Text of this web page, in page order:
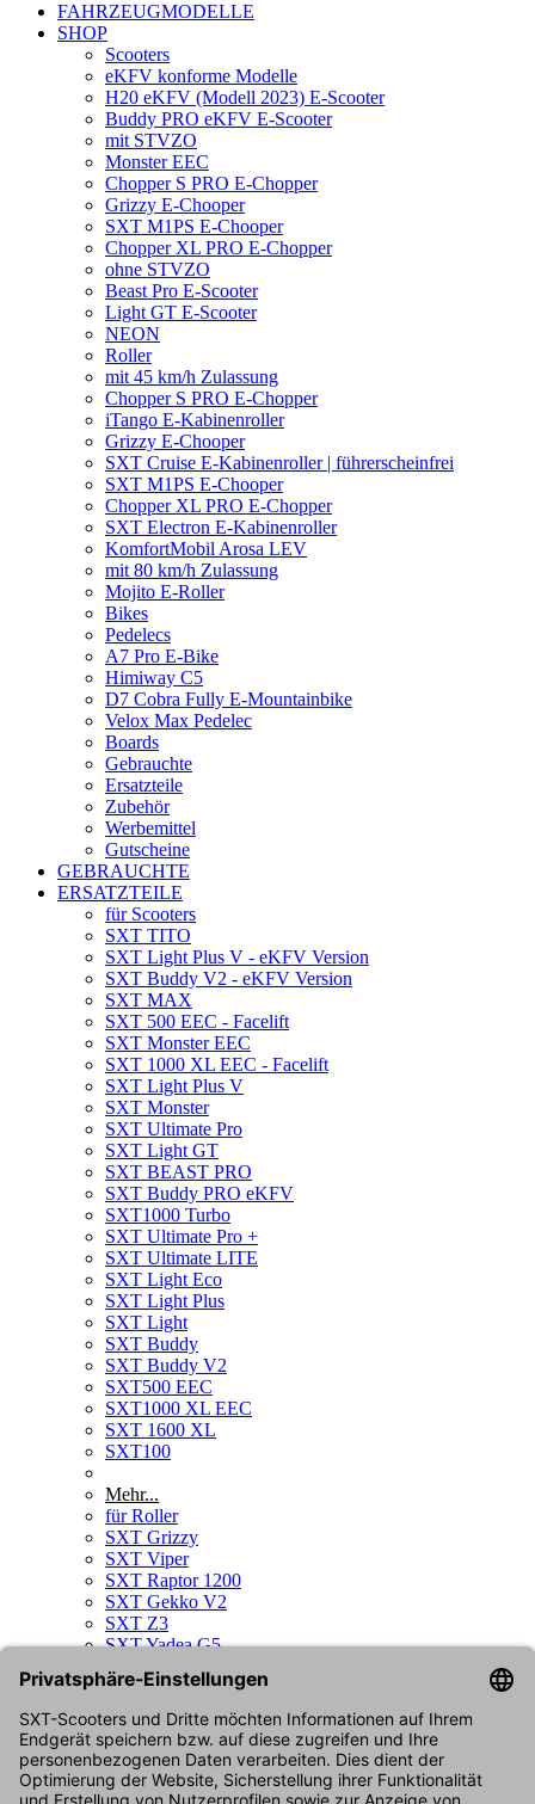
FAHRZEUGMODELLE
SHOP
Scooters
eKFV konforme Modelle
H20 eKFV (Modell 2023) E-Scooter
Buddy PRO eKFV E-Scooter
mit STVZO
Monster EEC
Chopper S PRO E-Chopper
Grizzy E-Chooper
SXT M1PS E-Chooper
Chopper XL PRO E-Chopper
ohne STVZO
Beast Pro E-Scooter
Light GT E-Scooter
NEON
Roller
mit 45 km/h Zulassung
Chopper S PRO E-Chopper
iTango E-Kabinenroller
Grizzy E-Chooper
SXT Cruise E-Kabinenroller | führerscheinfrei
SXT M1PS E-Chooper
Chopper XL PRO E-Chopper
SXT Electron E-Kabinenroller
KomfortMobil Arosa LEV
mit 80 km/h Zulassung
Mojito E-Roller
Bikes
Pedelecs
A7 Pro E-Bike
Himiway C5
D7 Cobra Fully E-Mountainbike
Velox Max Pedelec
Boards
Gebrauchte
Ersatzteile
Zubehör
Werbemittel
Gutscheine
GEBRAUCHTE
ERSATZTEILE
für Scooters
SXT TITO
SXT Light Plus V - eKFV Version
SXT Buddy V2 - eKFV Version
SXT MAX
SXT 500 EEC - Facelift
SXT Monster EEC
SXT 1000 XL EEC - Facelift
SXT Light Plus V
SXT Monster
SXT Ultimate Pro
SXT Light GT
SXT BEAST PRO
SXT Buddy PRO eKFV
SXT1000 Turbo
SXT Ultimate Pro +
SXT Ultimate LITE
SXT Light Eco
SXT Light Plus
SXT Light
SXT Buddy
SXT Buddy V2
SXT500 EEC
SXT1000 XL EEC
SXT 1600 XL
SXT100
Mehr...
für Roller
SXT Grizzy
SXT Viper
SXT Raptor 1200
SXT Gekko V2
SXT Z3
SXT Yadea G5
SXT Sonix
SXT Raptor V3
SXT Gekko V3
für Kindermodelle
SXT Duo
für Bikes